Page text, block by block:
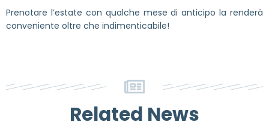
Prenotare l’estate con qualche mese di anticipo la renderà
conveniente oltre che indimenticabile!
Related News